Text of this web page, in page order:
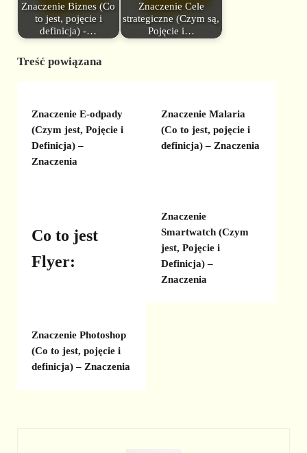
Znaczenie Biznes (Co
to jest, pojęcie i
definicja) -…
Znaczenie Cele
strategiczne (Czym są,
Pojęcie i…
Treść powiązana
Znaczenie E-odpady
(Czym jest, Pojęcie i
Definicja) –
Znaczenia
Znaczenie Malaria
(Co to jest, pojęcie i
definicja) – Znaczenia
Co to jest
Flyer:
Znaczenie
Smartwatch (Czym
jest, Pojęcie i
Definicja) –
Znaczenia
Znaczenie Photoshop
(Co to jest, pojęcie i
definicja) – Znaczenia